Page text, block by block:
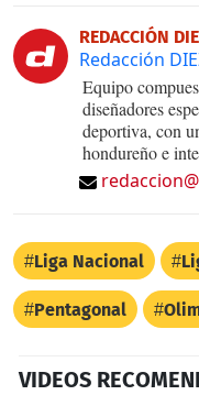
REDACCIÓN
Redacción
Equipo
diseñadores
deportiva, con
hondureño e
Liga Nacional
Pentagonal
VIDEOS